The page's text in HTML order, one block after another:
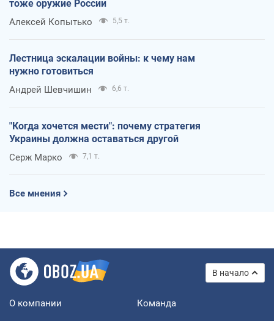
тоже оружие России
Алексей Копытько 5,5 т.
Лестница эскалации войны: к чему нам
нужно готовиться
Андрей Шевчишин 6,6 т.
"Когда хочется мести": почему стратегия
Украины должна оставаться другой
Серж Марко 7,1 т.
Все мнения
В начало
О компании Команда